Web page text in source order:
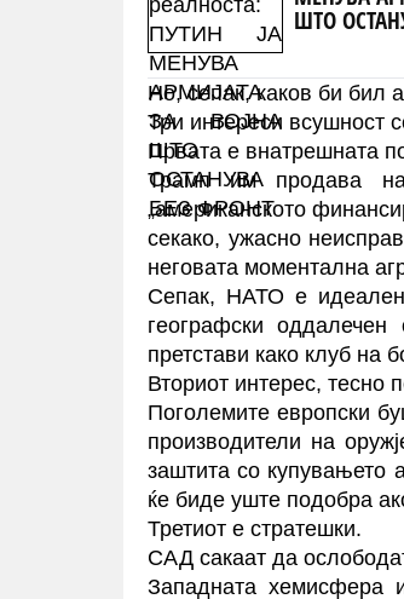
ШТО
Но, сепак, каков би бил
Три интереси всушност
Првата е внатрешната
Трамп им продава
„американското
секако, ужасно
неговата моментална
Сепак, НАТО е идеален
географски
претстави како клуб на
Вториот интерес, тесно
Поголемите европски
производители на
заштита со купувањето
ќе биде уште подобра
Третиот е стратешки.
САД сакаат да
Западната хемисфера